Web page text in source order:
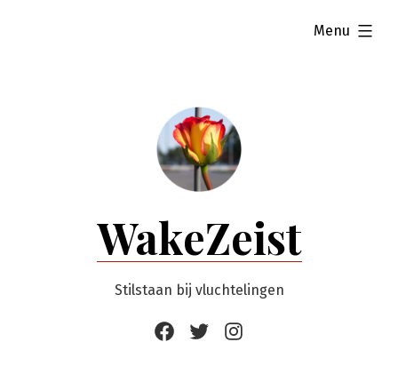
WakeZeist
Stilstaan bij vluchtelingen
Menu
uitgevouwen
FacebookTwitterInstagram